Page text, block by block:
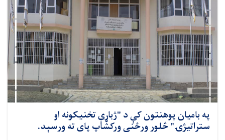
په بامیان پوهنتون کې د "ژباړې تخنیکونه او
ستراتیژۍ" څلور ورځنی ورکشاپ پای ته ورسېد.